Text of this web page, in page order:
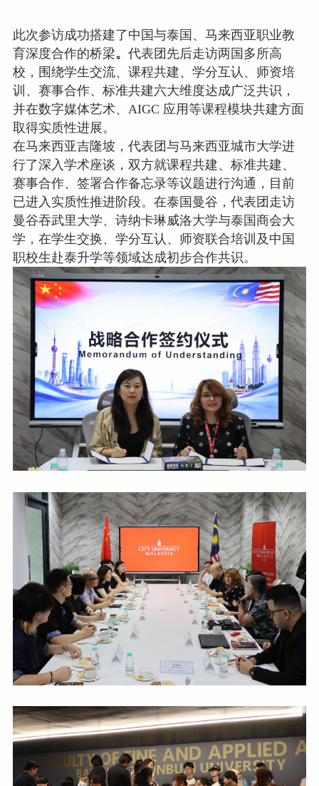
此次参访成功搭建了中国与泰国、马来西亚职业教
育深度合作的桥梁。 代表团先后走访两国多所高
校，围绕学生交流、课程共建、学分互认、师资培
训、赛事合作、标准共建六大维度达成广泛共识，
并在数字媒体艺术、AIGC 应用等课程模块共建方面
取得实质性进展。
在马来西亚吉隆坡，代表团与马来西亚城市大学进
行了深入学术座谈，双方就课程共建、标准共建、
赛事合作、签署合作备忘录等议题进行沟通，目前
已进入实质性推进阶段。在泰国曼谷，代表团走访
曼谷吞武里大学、诗纳卡琳威洛大学与泰国商会大
学，在学生交换、学分互认、师资联合培训及中国
职校生赴泰升学等领域达成初步合作共识。